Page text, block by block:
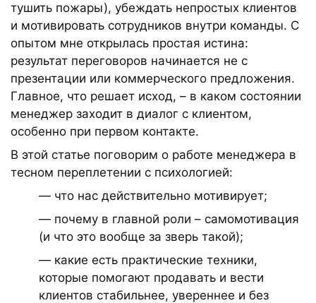
тушить пожары), убеждать непростых клиентов
и мотивировать сотрудников внутри команды. С
опытом мне открылась простая истина:
результат переговоров начинается не с
презентации или коммерческого предложения.
Главное, что решает исход, – в каком состоянии
менеджер заходит в диалог с клиентом,
особенно при первом контакте.
В этой статье поговорим о работе менеджера в
тесном переплетении с психологией:
— что нас действительно мотивирует;
— почему в главной роли – самомотивация
(и что это вообще за зверь такой);
— какие есть практические техники,
которые помогают продавать и вести
клиентов стабильнее, увереннее и без